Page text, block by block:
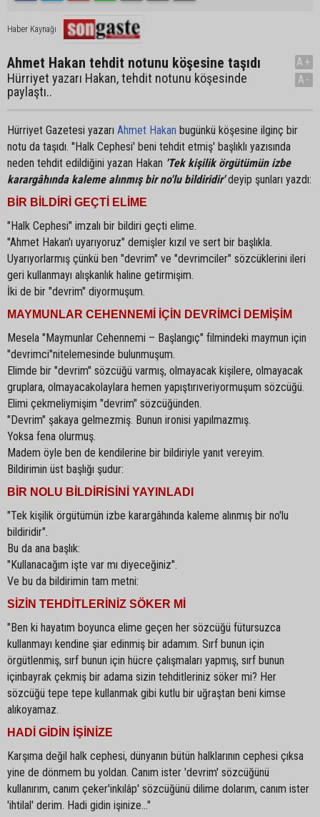
Haber Kaynağı
Ahmet Hakan tehdit notunu köşesine taşıdı
Hürriyet yazarı Hakan, tehdit notunu köşesinde
paylaştı..
A+
A-
Hürriyet Gazetesi yazarı Ahmet Hakan bugünkü köşesine ilginç bir
notu da taşıdı. ''Halk Cephesi' beni tehdit etmiş' başlıklı yazısında
neden tehdit edildiğini yazan Hakan 'Tek kişilik örgütümün izbe
karargâhında kaleme alınmış bir no'lu bildiridir'deyip şunları yazdı:
BİR BİLDİRİ GEÇTİ ELİME
"Halk Cephesi" imzalı bir bildiri geçti elime.
"Ahmet Hakan'ı uyarıyoruz" demişler kızıl ve sert bir başlıkla.
Uyarıyorlarmış çünkü ben "devrim" ve "devrimciler" sözcüklerini ileri
geri kullanmayı alışkanlık haline getirmişim.
İki de bir "devrim" diyormuşum.
MAYMUNLAR CEHENNEMİ İÇİN DEVRİMCİ DEMİŞİM
Mesela "Maymunlar Cehennemi – Başlangıç" filmindeki maymun için
"devrimci"nitelemesinde bulunmuşum.
Elimde bir "devrim" sözcüğü varmış, olmayacak kişilere, olmayacak
gruplara, olmayacakolaylara hemen yapıştırıveriyormuşum sözcüğü.
Elimi çekmeliymişim "devrim" sözcüğünden.
"Devrim" şakaya gelmezmiş. Bunun ironisi yapılmazmış.
Yoksa fena olurmuş.
Madem öyle ben de kendilerine bir bildiriyle yanıt vereyim.
Bildirimin üst başlığı şudur:
BİR NOLU BİLDİRİSİNİ YAYINLADI
"Tek kişilik örgütümün izbe karargâhında kaleme alınmış bir no'lu
bildiridir".
Bu da ana başlık:
"Kullanacağım işte var mı diyeceğiniz".
Ve bu da bildirimin tam metni:
SİZİN TEHDİTLERİNİZ SÖKER Mİ
"Ben ki hayatım boyunca elime geçen her sözcüğü fütursuzca
kullanmayı kendine şiar edinmiş bir adamım. Sırf bunun için
örgütlenmiş, sırf bunun için hücre çalışmaları yapmış, sırf bunun
içinbayrak çekmiş bir adama sizin tehditleriniz söker mi? Her
sözcüğü tepe tepe kullanmak gibi kutlu bir uğraştan beni kimse
alıkoyamaz.
HADİ GİDİN İŞİNİZE
Karşıma değil halk cephesi, dünyanın bütün halklarının cephesi çıksa
yine de dönmem bu yoldan. Canım ister 'devrim' sözcüğünü
kullanırım, canım çeker'inkılâp' sözcüğünü dilime dolarım, canım ister
'ihtilal' derim. Hadi gidin işinize..."